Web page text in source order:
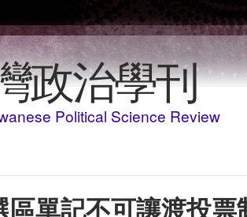
移至主內容
政治學刊
Political Science Review
區單記不可讓渡投票